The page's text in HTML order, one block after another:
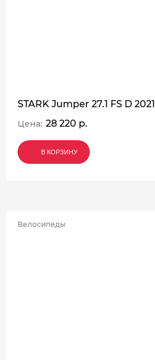
STARK Jumper 27.1 FS D 2021
Цена: 28 220 р.
В КОРЗИНУ
В КОРЗИНУ
В КОРЗИНУ
Велосипеды